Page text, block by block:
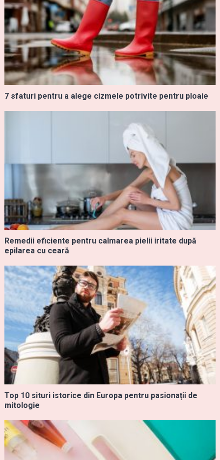
7 sfaturi pentru a alege cizmele potrivite pentru ploaie
Remedii eficiente pentru calmarea pielii iritate după
epilarea cu ceară
Top 10 situri istorice din Europa pentru pasionații de
mitologie